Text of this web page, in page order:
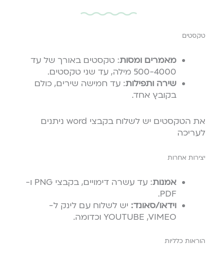
טקסטים
מאמרים ומסות: טקסטים באורך של עד
500-4000 מילה, עד שני טקסטים.
שירה ותפילות: עד חמישה שירים, כולם
בקובץ אחד.
את הטקסטים יש לשלוח בקבצי word ניתנים
לעריכה
יצירות אחרות
אמנות
: עד עשרה דימויים, בקבצי PNG ו-
PDF.
וידאו/סאונד: יש לשלוח עם לינק ל-
YOUTUBE ,VIMEO וכדומה.
הוראות כלליות